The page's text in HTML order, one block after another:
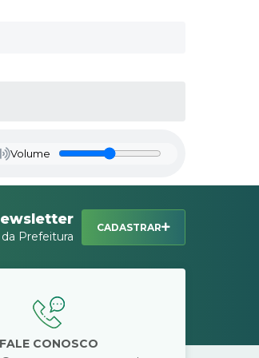
Volume
Prefeitura
CADASTRAR
FALE CONOSCO